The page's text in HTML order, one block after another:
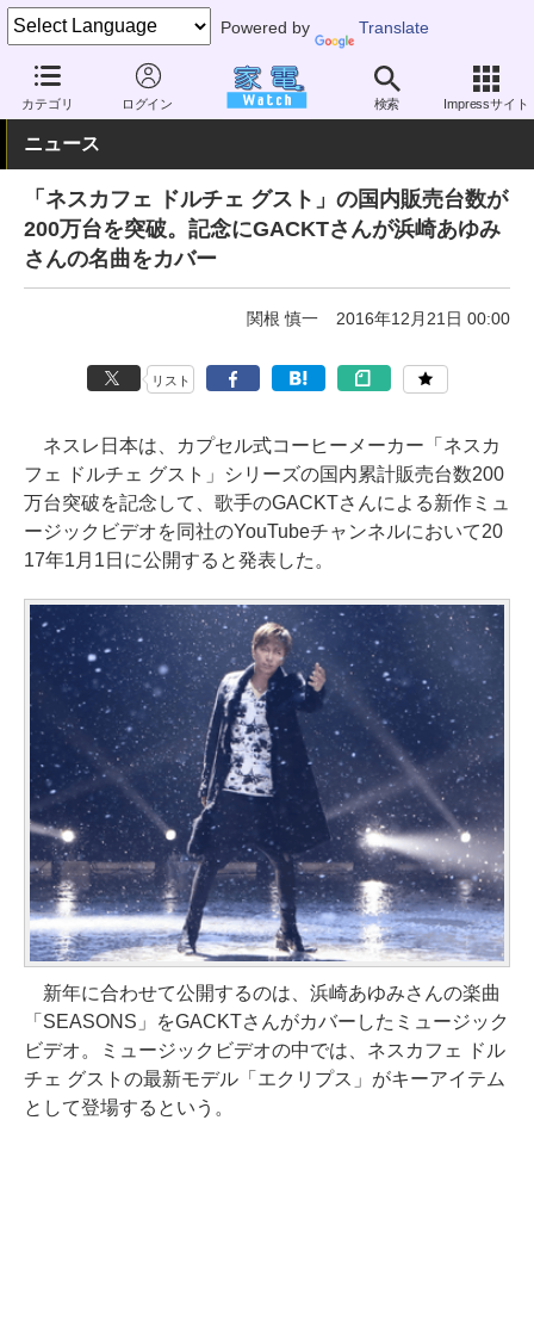
Powered by Translate
カテゴリ ログイン 検索 Impressサイト
家電 Watch 業界動向 業界動向 企業動向
ニュース
「ネスカフェ ドルチェ グスト」の国内販売台数が
200万台を突破。記念にGACKTさんが浜崎あゆみ
さんの名曲をカバー
関根 慎一 2016年12月21日 00:00
リスト
ネスレ日本は、カプセル式コーヒーメーカー「ネスカ
フェ ドルチェ グスト」シリーズの国内累計販売台数200
万台突破を記念して、歌手のGACKTさんによる新作ミュ
ージックビデオを同社のYouTubeチャンネルにおいて20
17年1月1日に公開すると発表した。
新年に合わせて公開するのは、浜崎あゆみさんの楽曲
「SEASONS」をGACKTさんがカバーしたミュージック
ビデオ。ミュージックビデオの中では、ネスカフェ ドル
チェ グストの最新モデル「エクリプス」がキーアイテム
として登場するという。